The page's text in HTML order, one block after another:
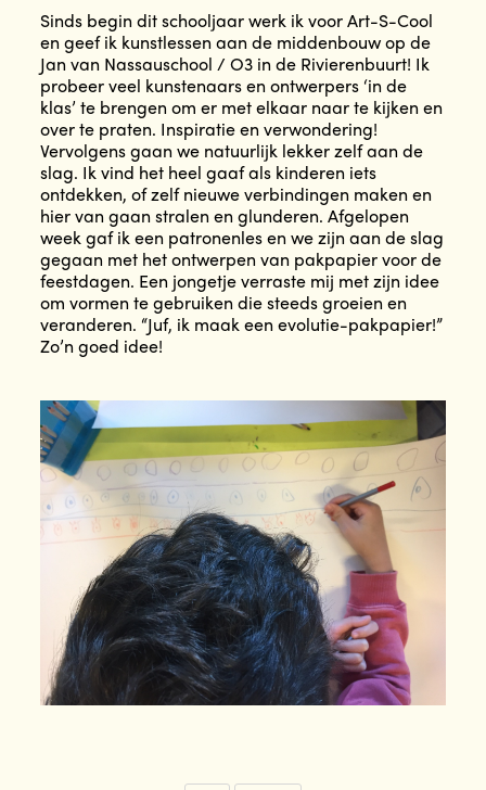
Sinds begin dit schooljaar werk ik voor Art-S-Cool
en geef ik kunstlessen aan de middenbouw op de
Jan van Nassauschool / O3 in de Rivierenbuurt! Ik
probeer veel kunstenaars en ontwerpers ‘in de
klas’ te brengen om er met elkaar naar te kijken en
over te praten. Inspiratie en verwondering!
Vervolgens gaan we natuurlijk lekker zelf aan de
slag. Ik vind het heel gaaf als kinderen iets
ontdekken, of zelf nieuwe verbindingen maken en
hier van gaan stralen en glunderen. Afgelopen
week gaf ik een patronenles en we zijn aan de slag
gegaan met het ontwerpen van pakpapier voor de
feestdagen. Een jongetje verraste mij met zijn idee
om vormen te gebruiken die steeds groeien en
veranderen. “Juf, ik maak een evolutie-pakpapier!”
Zo’n goed idee!